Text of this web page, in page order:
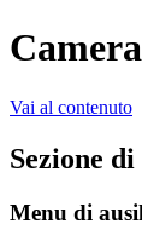
Vai al contenuto
Sezione
Menu di